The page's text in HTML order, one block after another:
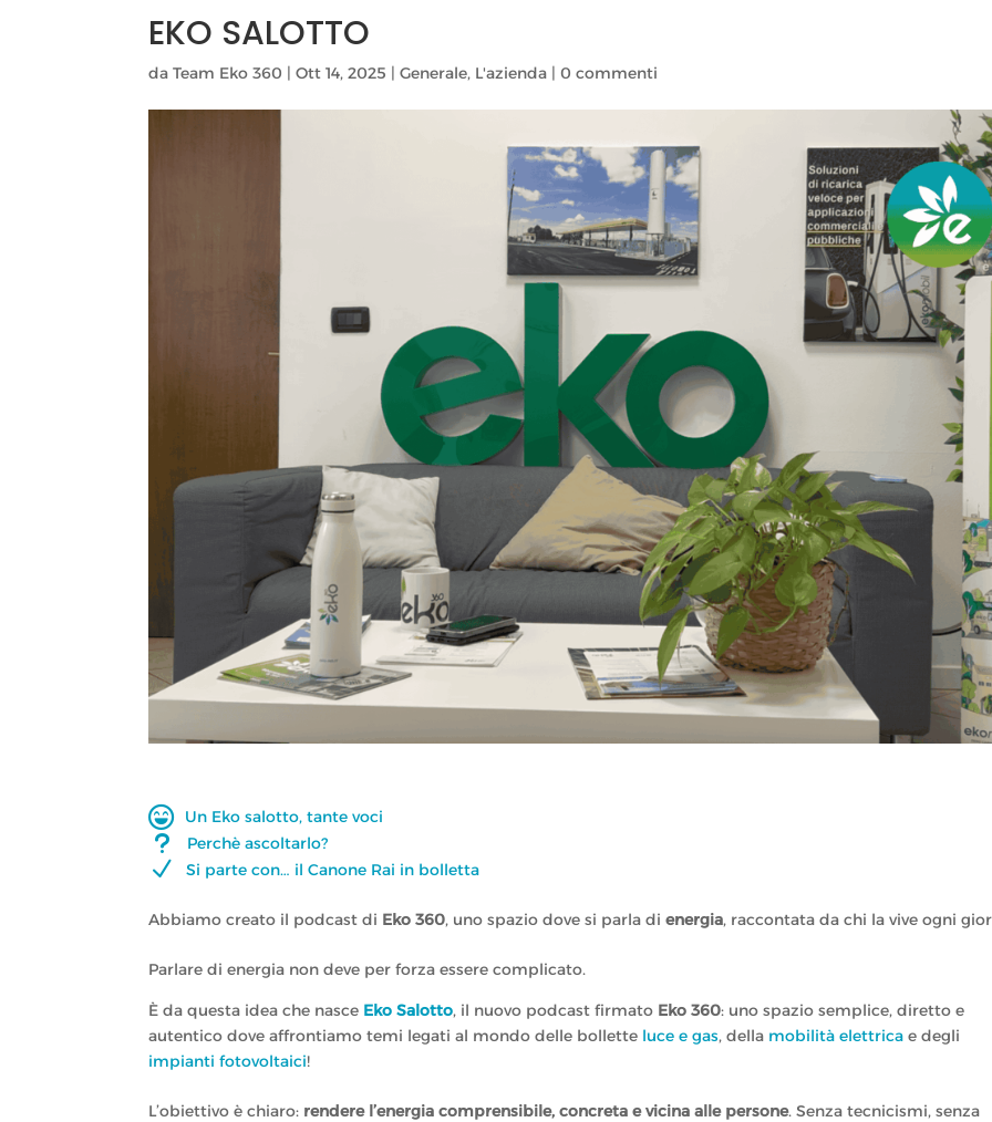
EKO SALOTTO
daTeam Eko 360 |Ott 14, 2025 |Generale, L'azienda |0 commenti
 Un Eko salotto, tante voci
u Perchè ascoltarlo?
N Si parte con… il Canone Rai in bolletta
Abbiamo creato il podcast di Eko 360, uno spazio dove si parla dienergia, raccontata da chi la vive ogni
Parlare di energia non deve per forza essere complicato.
È da questa idea che nasce Eko Salotto, il nuovo podcast firmato Eko 360: uno spazio semplice, diretto e
autentico dove affrontiamo temi legati al mondo delle bollette luce e gas, della mobilità elettrica e degli
impianti fotovoltaici!
L’obiettivo è chiaro: rendere l’energia comprensibile, concreta e vicina alle persone. Senza tecnicismi, senza